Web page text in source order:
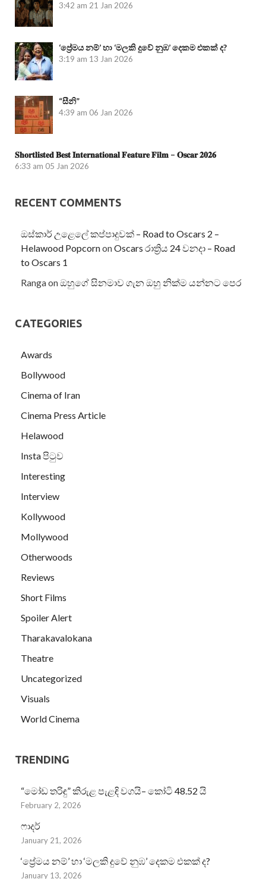
3:42 am 21 Jan 2026
‘ප්‍රේමය නම්’ හා ‘මලකි දුවේ නුඹ’ දෙකම එකක් ද?
3:19 am 13 Jan 2026
“සීනි”
4:39 am 06 Jan 2026
𝐒𝐡𝐨𝐫𝐭𝐥𝐢𝐬𝐭𝐞𝐝 𝐁𝐞𝐬𝐭 𝐈𝐧𝐭𝐞𝐫𝐧𝐚𝐭𝐢𝐨𝐧𝐚𝐥 𝐅𝐞𝐚𝐭𝐮𝐫𝐞 𝐅𝐢𝐥𝐦 – 𝐎𝐬𝐜𝐚𝐫 𝟐𝟎𝟐𝟔
6:33 am 05 Jan 2026
RECENT COMMENTS
ඔස්කාර් උළෙලේ කප්පාදුවක් – Road to Oscars 2 –
Helawood PopcornonOscars රාත්‍රිය 24 වනදා – Road
to Oscars 1
Rangaonඔහුගේ සිනමාව ගැන ඔහු නික්ම යන්නට පෙර
CATEGORIES
Awards
Bollywood
Cinema of Iran
Cinema Press Article
Helawood
Insta පිටුව
Interesting
Interview
Kollywood
Mollywood
Otherwoods
Reviews
Short Films
Spoiler Alert
Tharakavalokana
Theatre
Uncategorized
Visuals
World Cinema
TRENDING
“මෝඩ තරිඳු” කිරුළ පැළඳි වගයි– කෝටි 48.52 යි
February 2, 2026
ෆාදර්
January 21, 2026
‘ප්‍රේමය නම්’ හා ‘මලකි දුවේ නුඹ’ දෙකම එකක් ද?
January 13, 2026